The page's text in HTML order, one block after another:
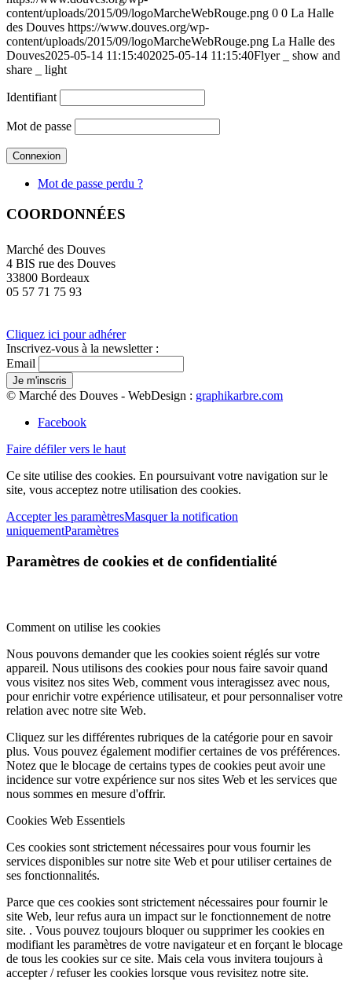
content/uploads/2015/09/logoMarcheWebRouge.png 0 0 La Halle
des Douves https://www.douves.org/wp-
content/uploads/2015/09/logoMarcheWebRouge.png La Halle des
Douves2025-05-14 11:15:402025-05-14 11:15:40Flyer _ show and
share _ light
Identifiant
Mot de passe
Mot de passe perdu ?
COORDONNÉES
Marché des Douves
4 BIS rue des Douves
33800 Bordeaux
05 57 71 75 93
Cliquez ici pour adhérer
Inscrivez-vous à la newsletter :
Email
© Marché des Douves - WebDesign : graphikarbre.com
Facebook
Faire défiler vers le haut
Ce site utilise des cookies. En poursuivant votre navigation sur le
site, vous acceptez notre utilisation des cookies.
Accepter les paramètresMasquer la notification
uniquementParamètres
Paramètres de cookies et de confidentialité
Comment on utilise les cookies
Nous pouvons demander que les cookies soient réglés sur votre
appareil. Nous utilisons des cookies pour nous faire savoir quand
vous visitez nos sites Web, comment vous interagissez avec nous,
pour enrichir votre expérience utilisateur, et pour personnaliser votre
relation avec notre site Web.
Cliquez sur les différentes rubriques de la catégorie pour en savoir
plus. Vous pouvez également modifier certaines de vos préférences.
Notez que le blocage de certains types de cookies peut avoir une
incidence sur votre expérience sur nos sites Web et les services que
nous sommes en mesure d'offrir.
Cookies Web Essentiels
Ces cookies sont strictement nécessaires pour vous fournir les
services disponibles sur notre site Web et pour utiliser certaines de
ses fonctionnalités.
Parce que ces cookies sont strictement nécessaires pour fournir le
site Web, leur refus aura un impact sur le fonctionnement de notre
site. . Vous pouvez toujours bloquer ou supprimer les cookies en
modifiant les paramètres de votre navigateur et en forçant le blocage
de tous les cookies sur ce site. Mais cela vous invitera toujours à
accepter / refuser les cookies lorsque vous revisitez notre site.